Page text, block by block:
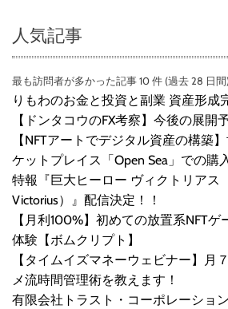
人気記事
最も訪問者が多かった記事 10 件 (過去 28 日間)
りもわのお金と投資と副業 資産形成
【ドンタコウのFX考察】今後の展開
【NFTアートでデジタル資産の構築
ケットプレイス「Open Sea」での購
特報『巨大ヒーロー ヴィクトリアス
Victorius）』配信決定！！
【月利100%】初めての放置系NFT
体験【ボムクリプト】
【タイムイズマネーウェビナー】月
メ流時間管理術を教えます！
有限会社トラスト・コーポレーショ